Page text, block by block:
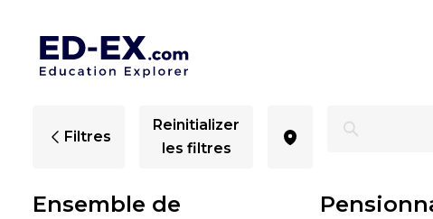
Filtres
Reinitializer
les filtres
Ensemble de